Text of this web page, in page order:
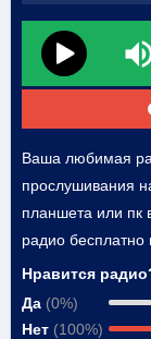
Ваша любимая
прослушивания
планшета или пк
радио
Нравится
Да (0%)
Нет (100%)